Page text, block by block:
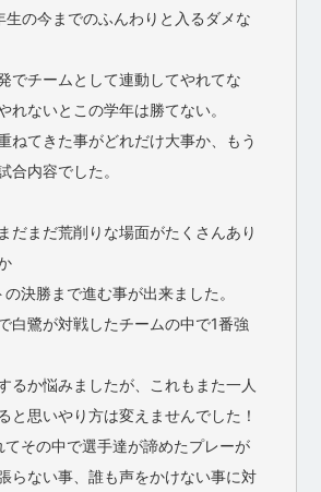
生の今までのふんわりと入るダメな
でチームとして連動してやれてな
れないとこの学年は勝てない。
ねてきた事がどれだけ大事か、もう
合内容でした。
だまだ荒削りな場面がたくさんあり
決勝まで進む事が出来ました。
白鷺が対戦したチームの中で1番強
るか悩みましたが、これもまた一人
と思いやり方は変えませんでした！
てその中で選手達が諦めたプレーが
らない事、誰も声をかけない事に対